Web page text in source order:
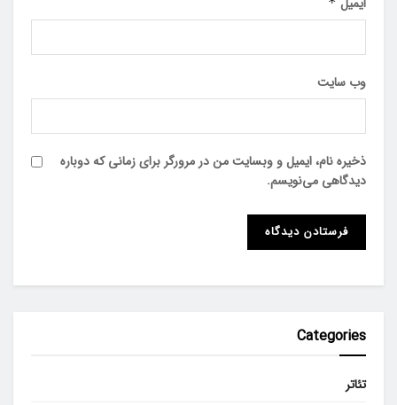
وب‌ سایت
ذخیره نام، ایمیل و وبسایت من در مرورگر برای زمانی که دوباره
دیدگاهی می‌نویسم.
Categories
تئاتر